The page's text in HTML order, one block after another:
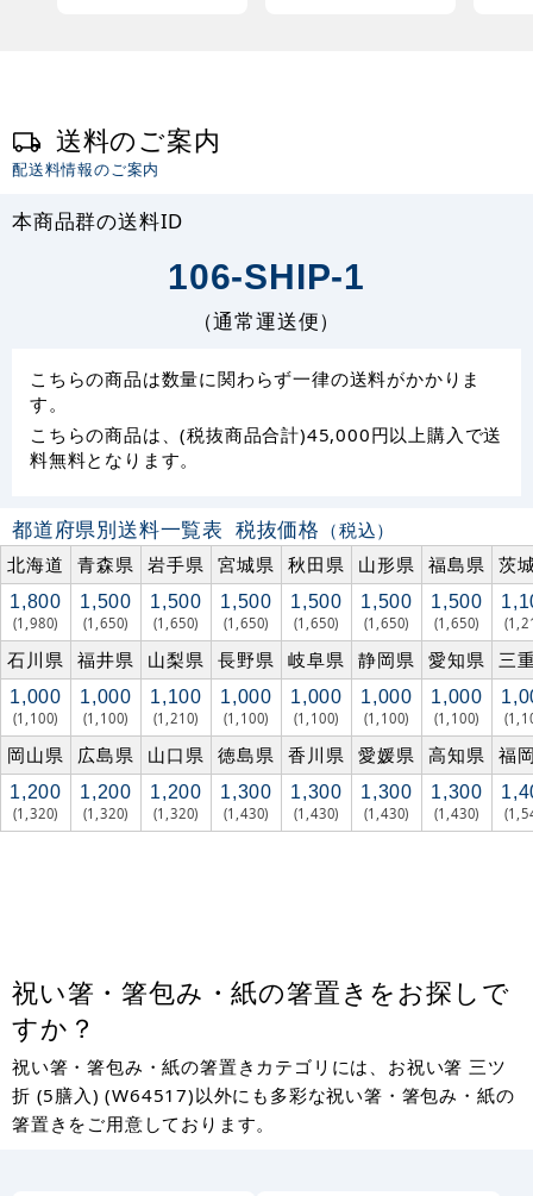
送料のご案内
配送料情報のご案内
本商品群の送料ID
106-SHIP-1
（通常運送便）
こちらの商品は数量に関わらず一律の送料がかかりま
す。
こちらの商品は、(税抜商品合計)45,000円以上購入で送
料無料となります。
都道府県別送料一覧表 税抜価格 （税込）
北海道
青森県 岩手県 宮城県 秋田県 山形県 福島県 茨
1,800
(1,980)
1,500
(1,650)
1,500
(1,650)
1,500
(1,650)
1,500
(1,650)
1,500
(1,650)
1,500
(1,650)
石川県 福井県 山梨県 長野県 岐阜県 静岡県 愛知県 三
1,000
(1,100)
1,000
(1,100)
1,100
(1,210)
1,000
(1,100)
1,000
(1,100)
1,000
(1,100)
1,000
(1,100)
岡山県 広島県 山口県 徳島県 香川県 愛媛県 高知県 福
1,200
(1,320)
1,200
(1,320)
1,200
(1,320)
1,300
(1,430)
1,300
(1,430)
1,300
(1,430)
1,300
(1,430)
祝い箸・箸包み・紙の箸置きをお探しで
すか？
祝い箸・箸包み・紙の箸置きカテゴリには、お祝い箸 三ツ
折 (5膳入) (W64517)以外にも多彩な祝い箸・箸包み・紙の
箸置きをご用意しております。